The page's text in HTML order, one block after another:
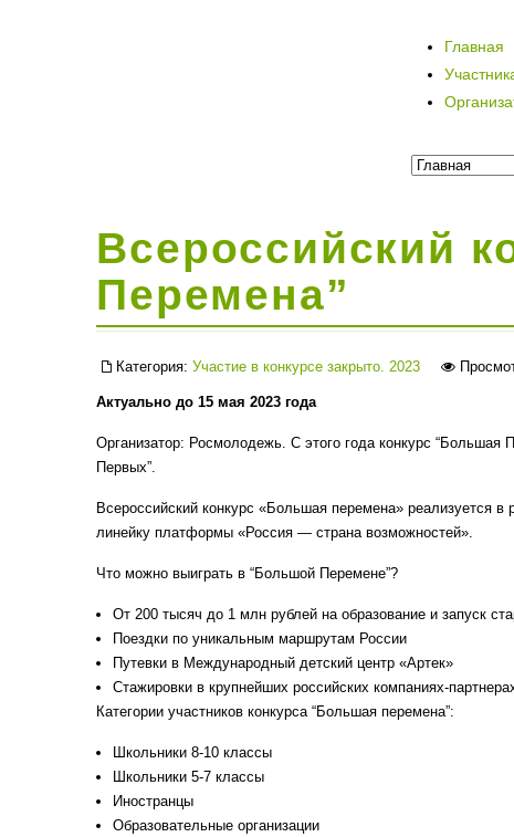
Главная
Всероссийский
Перемена”
Категория: Участие в конкурсе закрыто. 2023
Актуально до 15 мая 2023 года
Организатор: Росмолодежь. С этого года конкурс “Большая
Первых”.
Всероссийский конкурс «Большая перемена» реализуется
линейку платформы «Россия — страна возможностей».
Что можно выиграть в “Большой Перемене”?
От 200 тысяч до 1 млн рублей на образование и запуск
Поездки по уникальным маршрутам России
Путевки в Международный детский центр «Артек»
Стажировки в крупнейших российских компаниях-
Категории участников конкурса “Большая перемена”:
Школьники 8-10 классы
Школьники 5-7 классы
Иностранцы
Образовательные организации